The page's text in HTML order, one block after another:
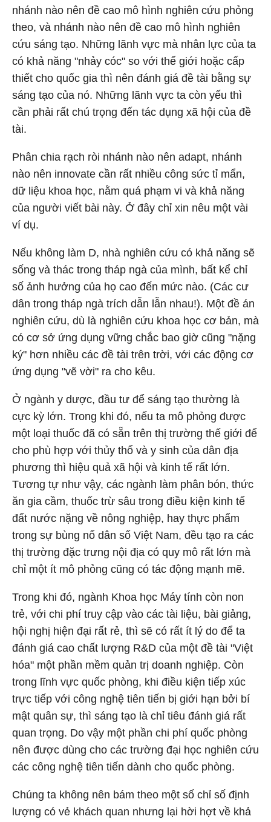
nhánh nào nên đề cao mô hình nghiên cứu phỏng
theo, và nhánh nào nên đề cao mô hình nghiên
cứu sáng tạo. Những lãnh vực mà nhân lực của ta
có khả năng "nhảy cóc" so với thế giới hoặc cấp
thiết cho quốc gia thì nên đánh giá đề tài bằng sự
sáng tạo của nó. Những lãnh vực ta còn yếu thì
cần phải rất chú trọng đến tác dụng xã hội của đề
tài.
Phân chia rạch ròi nhánh nào nên adapt, nhánh
nào nên innovate cần rất nhiều công sức tỉ mẩn,
dữ liệu khoa học, nằm quá phạm vi và khả năng
của người viết bài này. Ở đây chỉ xin nêu một vài
ví dụ.
Nếu không làm D, nhà nghiên cứu có khả năng sẽ
sống và thác trong tháp ngà của mình, bất kể chỉ
số ảnh hưởng của họ cao đến mức nào. (Các cư
dân trong tháp ngà trích dẫn lẫn nhau!). Một đề án
nghiên cứu, dù là nghiên cứu khoa học cơ bản, mà
có cơ sở ứng dụng vững chắc bao giờ cũng "nặng
ký" hơn nhiều các đề tài trên trời, với các động cơ
ứng dụng "vẽ vời" ra cho kêu.
Ở ngành y dược, đầu tư để sáng tạo thường là
cực kỳ lớn. Trong khi đó, nếu ta mô phỏng được
một loại thuốc đã có sẵn trên thị trường thế giới để
cho phù hợp với thủy thổ và y sinh của dân địa
phương thì hiệu quả xã hội và kinh tế rất lớn.
Tương tự như vậy, các ngành làm phân bón, thức
ăn gia cầm, thuốc trừ sâu trong điều kiện kinh tế
đất nước nặng về nông nghiệp, hay thực phẩm
trong sự bùng nổ dân số Việt Nam, đều tạo ra các
thị trường đặc trưng nội địa có quy mô rất lớn mà
chỉ một ít mô phỏng cũng có tác động mạnh mẽ.
Trong khi đó, ngành Khoa học Máy tính còn non
trẻ, với chi phí truy cập vào các tài liệu, bài giảng,
hội nghị hiện đại rất rẻ, thì sẽ có rất ít lý do để ta
đánh giá cao chất lượng R&D của một đề tài "Việt
hóa" một phần mềm quản trị doanh nghiệp. Còn
trong lĩnh vực quốc phòng, khi điều kiện tiếp xúc
trực tiếp với công nghệ tiên tiến bị giới hạn bởi bí
mật quân sự, thì sáng tạo là chỉ tiêu đánh giá rất
quan trọng. Do vậy một phần chi phí quốc phòng
nên được dùng cho các trường đại học nghiên cứu
các công nghệ tiên tiến dành cho quốc phòng.
Chúng ta không nên bám theo một số chỉ số định
lượng có vẻ khách quan nhưng lại hời hợt về khả